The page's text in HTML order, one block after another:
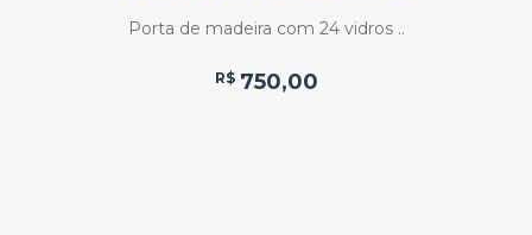
Porta de madeira com 24 vidros ..
R$ 750,00